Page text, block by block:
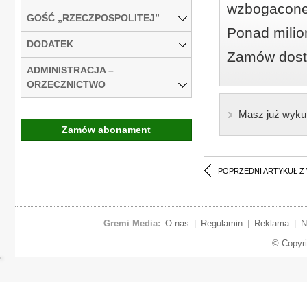
Ponad
Zamów
Masz już
POPRZEDNI ARTYKUŁ Z
GOŚĆ „RZECZPOSPOLITEJ”
DODATEK
ADMINISTRACJA –
ORZECZNICTWO
Zamów abonament
Gremi Media: O nas Regulamin Reklama
©